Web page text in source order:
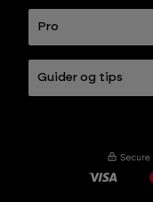
Pro
Guider og tips